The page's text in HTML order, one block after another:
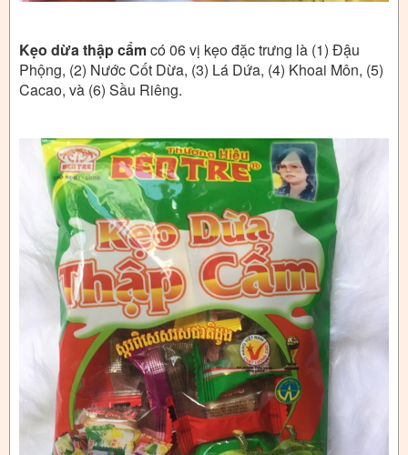
Kẹo dừa thập cẩmcó 06 vị kẹo đặc trưng là (1) Đậu
Phộng, (2) Nước Cốt Dừa, (3) Lá Dứa, (4) Khoai Môn, (5)
Cacao, và (6) Sầu Riêng.